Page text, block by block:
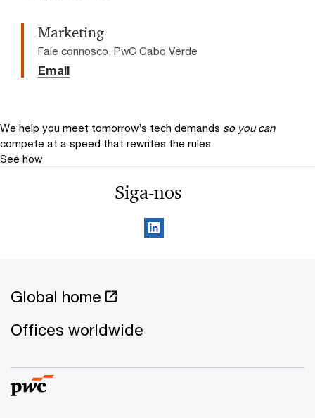
Marketing
Fale connosco, PwC Cabo Verde
Email
We help you meet tomorrow’s tech demands so you can
compete at a speed that rewrites the rules
See how
Siga-nos
Global home
Offices worldwide